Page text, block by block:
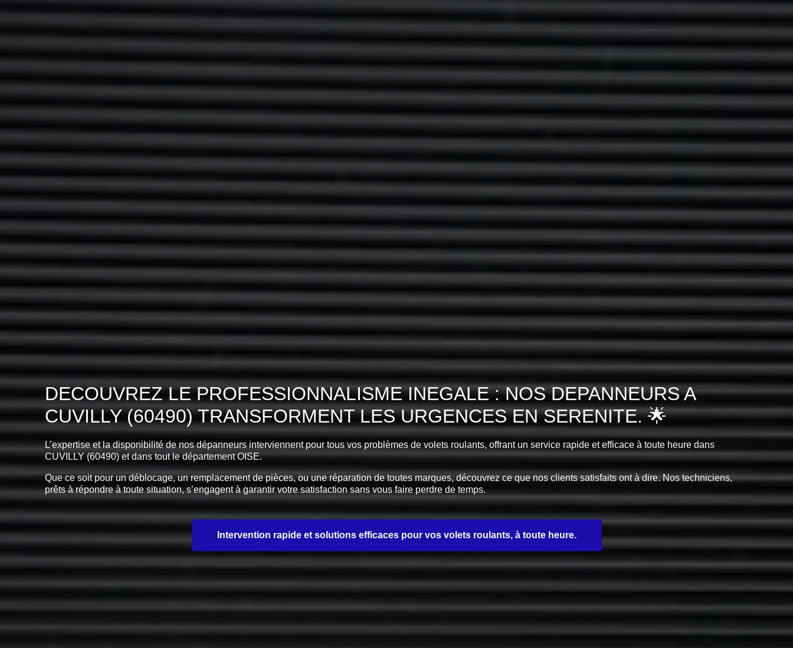
DECOUVREZ LE PROFESSIONNALISME INEGALE : NOS DEPANNEURS A
CUVILLY (60490) TRANSFORMENT LES URGENCES EN SERENITE. 🌟
L’expertise et la disponibilité de nos dépanneurs interviennent pour tous vos problèmes de volets roulants, offrant un service rapide et efficace à toute heure dans
CUVILLY (60490) et dans tout le département OISE.
Que ce soit pour un déblocage, un remplacement de pièces, ou une réparation de toutes marques, découvrez ce que nos clients satisfaits ont à dire. Nos techniciens,
prêts à répondre à toute situation, s’engagent à garantir votre satisfaction sans vous faire perdre de temps.
Intervention rapide et solutions efficaces pour vos volets roulants, à toute heure.